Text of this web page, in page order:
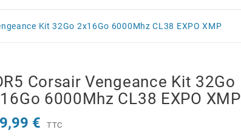
Kit 32Go 2x16Go 6000Mhz CL38 EXPO XMP
Corsair Vengeance Kit 32Go
6000Mhz CL38 EXPO XMP
€ TTC